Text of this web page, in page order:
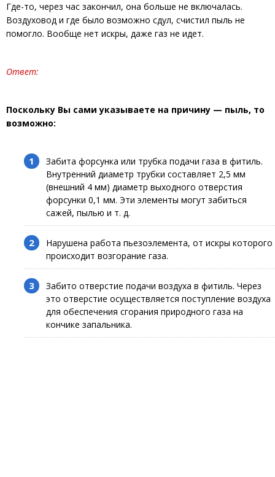
Где-то, через час закончил, она больше не включалась.
Воздуховод и где было возможно сдул, счистил пыль не
помогло. Вообще нет искры, даже газ не идет.
Ответ:
Поскольку Вы сами указываете на причину — пыль, то
возможно:
Забита форсунка или трубка подачи газа в фитиль.
Внутренний диаметр трубки составляет 2,5 мм
(внешний 4 мм) диаметр выходного отверстия
форсунки 0,1 мм. Эти элементы могут забиться
сажей, пылью и т. д.
Нарушена работа пьезоэлемента, от искры которого
происходит возгорание газа.
Забито отверстие подачи воздуха в фитиль. Через
это отверстие осуществляется поступление воздуха
для обеспечения сгорания природного газа на
кончике запальника.